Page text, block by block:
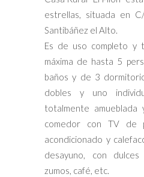
estrellas, situada en
Santibáñez el Alto.
Es de uso completo y
máxima de hasta 5
baños y de 3
dobles y uno
totalmente amueblada
comedor con TV de
acondicionado y
desayuno, con
zumos, café, etc.